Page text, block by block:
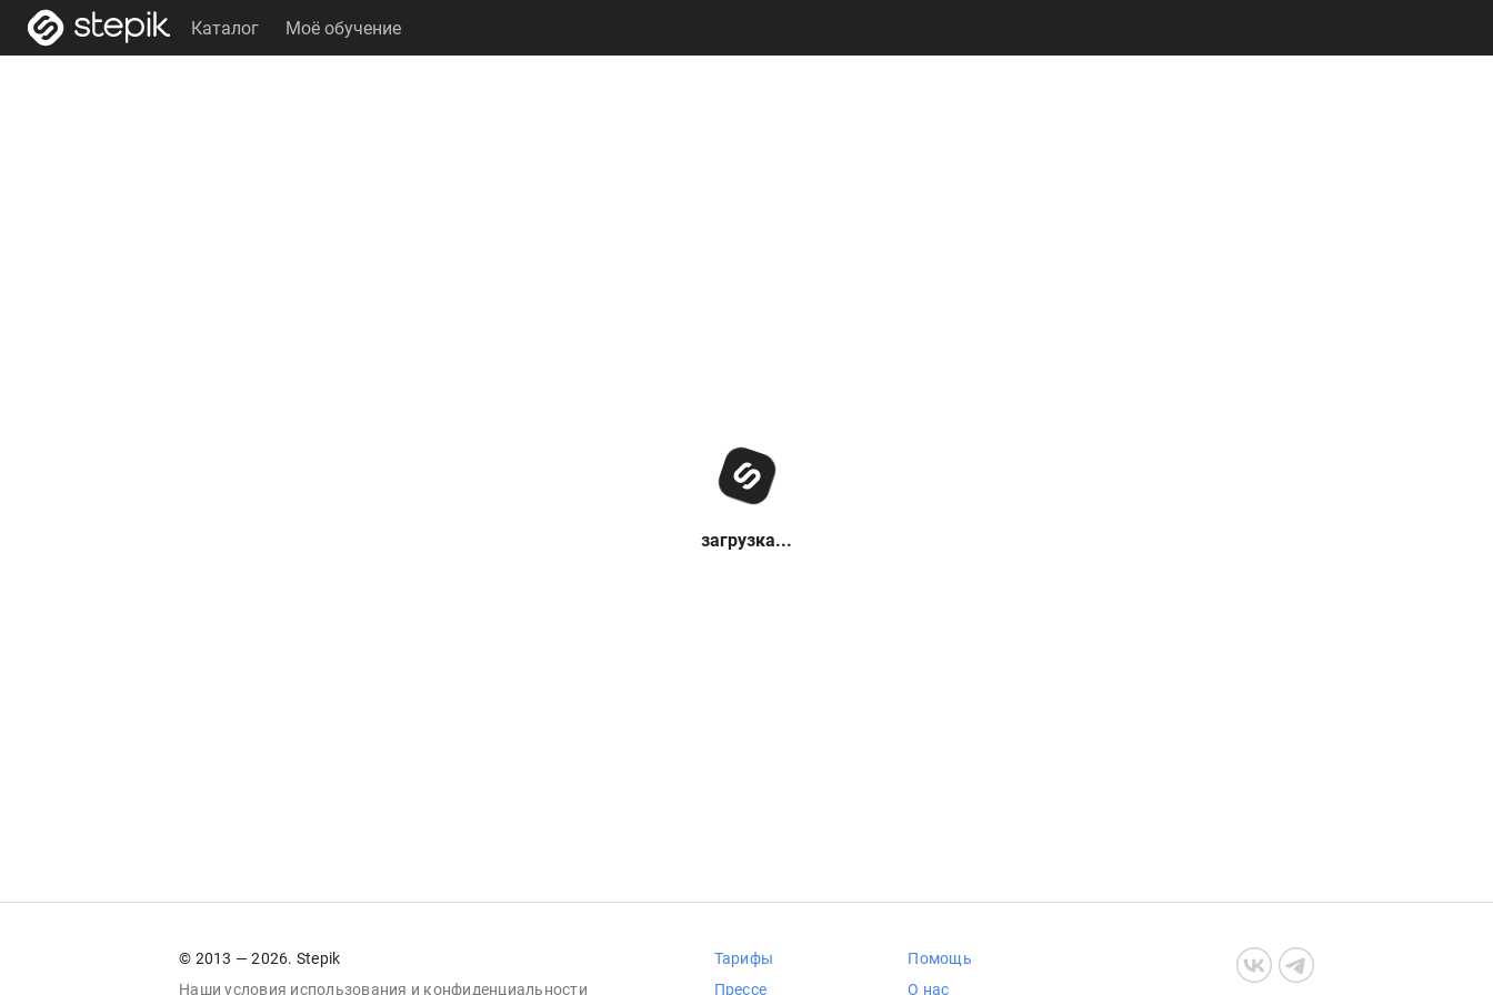
Каталог Моё обучение
загрузка...
© 2013 — 2026. Stepik
Наши условия использования и конфиденциальности
Тарифы
Прессе
Помощь
О нас